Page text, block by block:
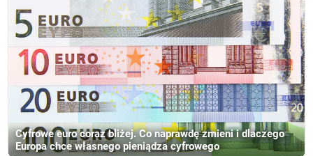
Cyfrowe euro coraz bliżej. Co naprawdę zmieni i dlaczego
Europa chce własnego pieniądza cyfrowego